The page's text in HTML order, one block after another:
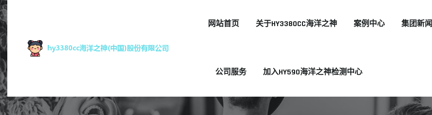
网站首页 关于HY3380CC海洋之神 案例中心 集团新闻
公司服务 加入HY590海洋之神检测中心